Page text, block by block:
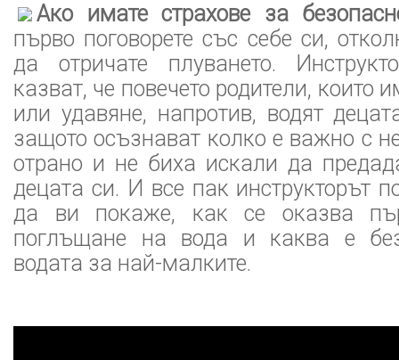
Ако имате страхове за
първо поговорете със себе си,
да отричате плуването.
казват, че повечето родители, които
или удавяне, напротив, водят
защото осъзнават колко е важно с
отрано и не биха искали да
децата си. И все пак инструкторът
да ви покаже, как се оказва
поглъщане на вода и каква е
водата за най-малките.